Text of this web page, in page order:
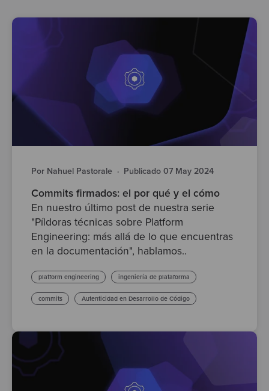
Por Nahuel Pastorale · Publicado 07 May 2024
Commits firmados: el por qué y el cómo
En nuestro último post de nuestra serie
"Píldoras técnicas sobre Platform
Engineering: más allá de lo que encuentras
en la documentación", hablamos..
platform engineering ingeniería de plataforma
commits Autenticidad en Desarrollo de Código